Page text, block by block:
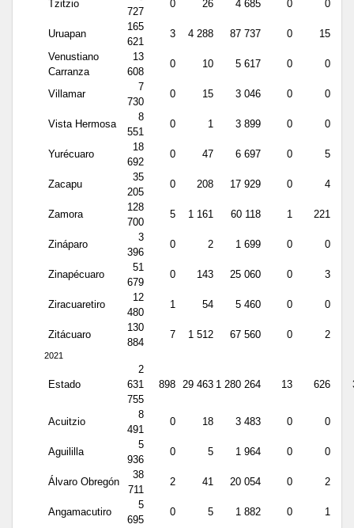
Tzitzio
727
0 26 4 685 0 0
Uruapan
165
621
3 4 288 87 737 0
15
Venustiano
Carranza
13
608
0 10 5 617 0 0
Villamar
7
730
0 15 3 046 0 0
Vista Hermosa
8
551
0 1 3 899 0 0
Yurécuaro
18
692
0 47 6 697 0 5
Zacapu
35
205
0 208 17 929 0 4
Zamora
128
700
5 1 161 60 118 1 221
Zináparo
3
396
0 2 1 699 0 0
Zinapécuaro
51
679
0 143 25 060 0 3
Ziracuaretiro
12
480
1 54 5 460 0 0
Zitácuaro
130
884
7 1 512 67 560 0 2
2021
Estado
2
631
755
898 29 463 1 280 264 13 626
Acuitzio
8
491
0 18 3 483 0 0
Aguililla
5
936
0 5 1 964 0 0
Álvaro Obregón
38
711
2 41 20 054 0 2
Angamacutiro
5
695
0 5 1 882 0 1